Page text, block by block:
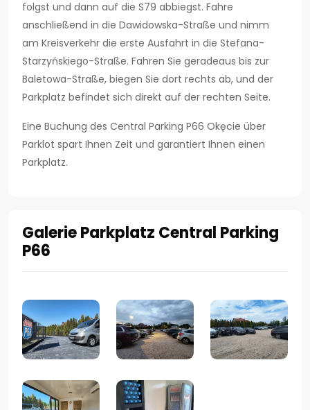
folgst und dann auf die S79 abbiegst. Fahre
anschließend in die Dawidowska-Straße und nimm
am Kreisverkehr die erste Ausfahrt in die Stefana-
Starzyńskiego-Straße. Fahren Sie geradeaus bis zur
Baletowa-Straße, biegen Sie dort rechts ab, und der
Parkplatz befindet sich direkt auf der rechten Seite.
Eine Buchung des Central Parking P66 Okęcie über
Parklot spart Ihnen Zeit und garantiert Ihnen einen
Parkplatz.
Galerie Parkplatz Central Parking
P66